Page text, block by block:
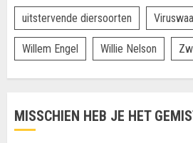
uitstervende diersoorten
Willem Engel Willie Nelson
MISSCHIEN HEB JE HET